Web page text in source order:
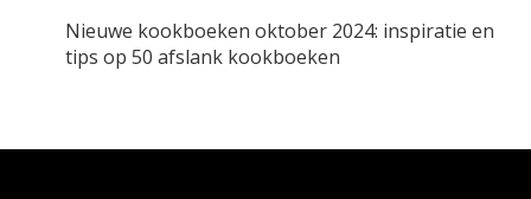
Nieuwe kookboeken oktober 2024: inspiratie en
tips op 50 afslank kookboeken